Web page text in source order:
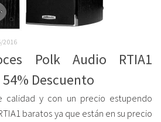
2016
Polk Audio RTIA1
Descuento
calidad y con un precio estupendo
baratos ya que están en su precio